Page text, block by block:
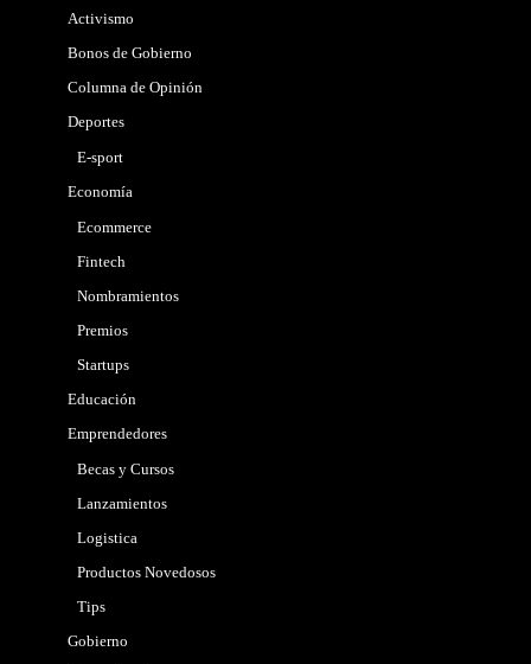
Activismo
Bonos de Gobierno
Columna de Opinión
Deportes
E-sport
Economía
Ecommerce
Fintech
Nombramientos
Premios
Startups
Educación
Emprendedores
Becas y Cursos
Lanzamientos
Logistica
Productos Novedosos
Tips
Gobierno